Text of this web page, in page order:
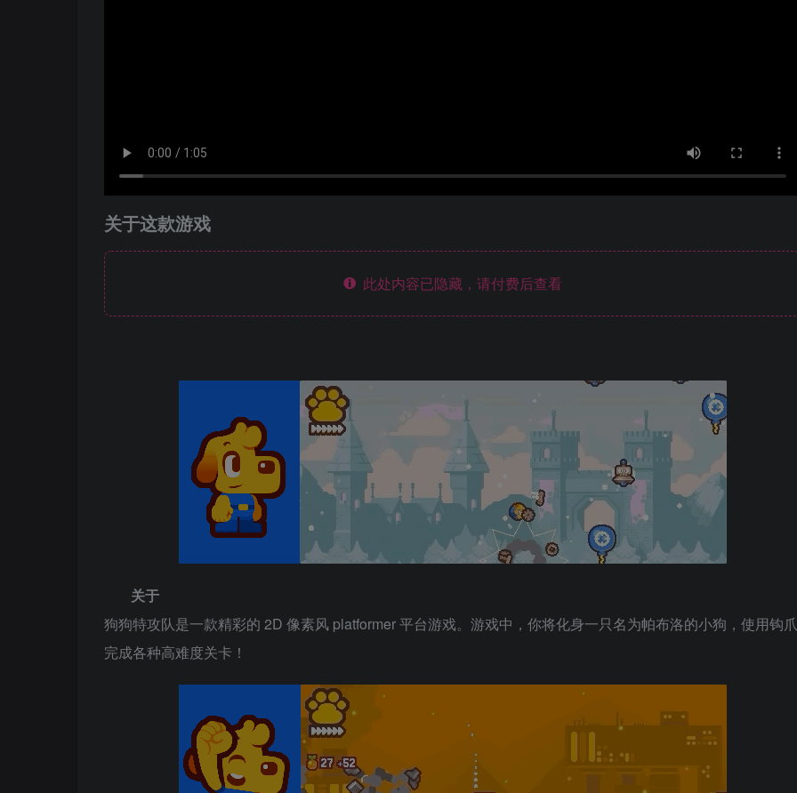
关于这款游戏
此处内容已隐藏，请付费后查看
关于
狗狗特攻队是一款精彩的 2D 像素风 platformer 平台游戏。游戏中，你将化身一只名为帕布洛的小狗，使用钩爪
完成各种高难度关卡！